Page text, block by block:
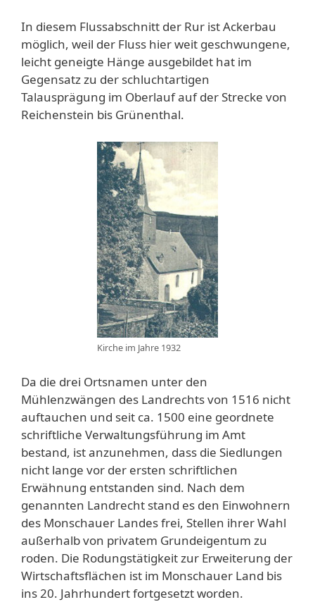
In diesem Flussabschnitt der Rur ist Ackerbau
möglich, weil der Fluss hier weit geschwungene,
leicht geneigte Hänge ausgebildet hat im
Gegensatz zu der schluchtartigen
Talausprägung im Oberlauf auf der Strecke von
Reichenstein bis Grünenthal.
Kirche im Jahre 1932
Da die drei Ortsnamen unter den
Mühlenzwängen des Landrechts von 1516 nicht
auftauchen und seit ca. 1500 eine geordnete
schriftliche Verwaltungsführung im Amt
bestand, ist anzunehmen, dass die Siedlungen
nicht lange vor der ersten schriftlichen
Erwähnung entstanden sind. Nach dem
genannten Landrecht stand es den Einwohnern
des Monschauer Landes frei, Stellen ihrer Wahl
außerhalb von privatem Grundeigentum zu
roden. Die Rodungstätigkeit zur Erweiterung der
Wirtschaftsflächen ist im Monschauer Land bis
ins 20. Jahrhundert fortgesetzt worden.